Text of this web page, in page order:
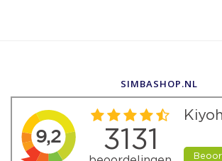
SIMBASHOP.NL